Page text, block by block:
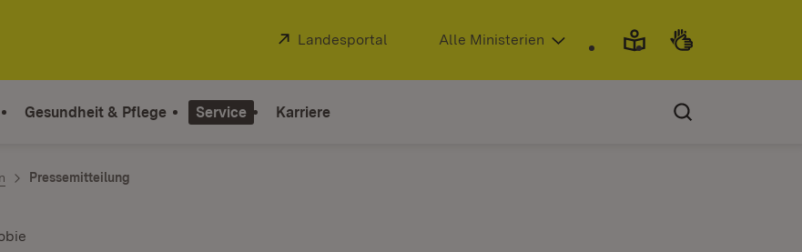
Extern:
Landesportal (Öffnet in neuem Fenster)
Alle Ministerien
Gesundheit & Pflege Service Karriere
Pressemitteilung